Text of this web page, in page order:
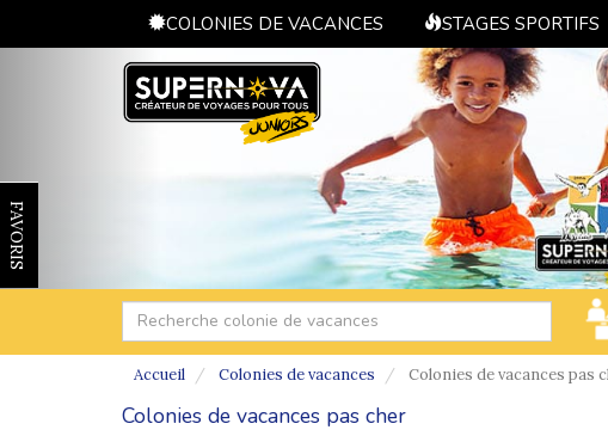
COLONIES DE VACANCES STAGES SPORTIFS
FAVORIS
Accueil Colonies de vacances Colonies de vacances pas
Colonies de vacances pas cher